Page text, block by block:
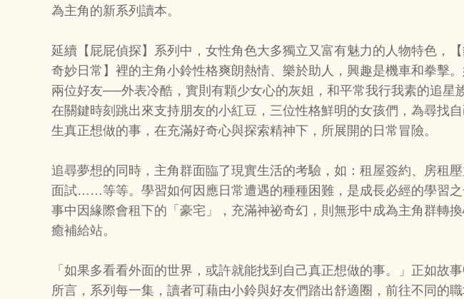
為主角的新系列讀本。
延續【屁屁偵探】系列中，女性角色大多獨立又富有魅力的人物特色，
奇妙日常】裡的主角小鈴性格爽朗熱情、樂於助人，興趣是機車和拳擊
兩位好友──外表冷酷，實則有顆少女心的灰姐，和平常我行我素的追星
在關鍵時刻跳出來支持朋友的小紅豆，三位性格鮮明的女孩們，為尋找
生真正想做的事，在充滿好奇心與探索精神下，所展開的日常冒險。
追尋夢想的同時，主角群面臨了現實生活的考驗，如：租屋簽約、房租
面試……等等。學習如何因應日常遭遇的種種困難，是成長必經的學習
事中因緣際會租下的「豪宅」，充滿神祕奇幻，則無形中成為主角群轉
癒補給站。
「如果多看看外面的世界，或許就能找到自己真正想做的事。」正如故
所言，系列每一集，讀者可藉由小鈴與好友們踏出舒適圈，前往不同的職